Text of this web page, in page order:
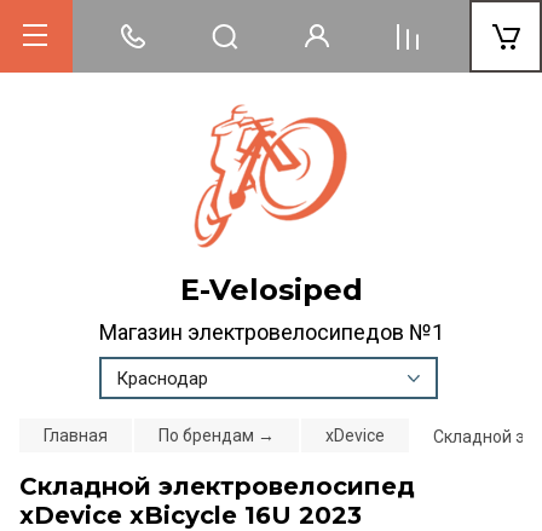
E-Velosiped
Магазин электровелосипедов №1
Краснодар
Главная По брендам → xDevice Складной
Складной электровелосипед
xDevice xBicycle 16U 2023